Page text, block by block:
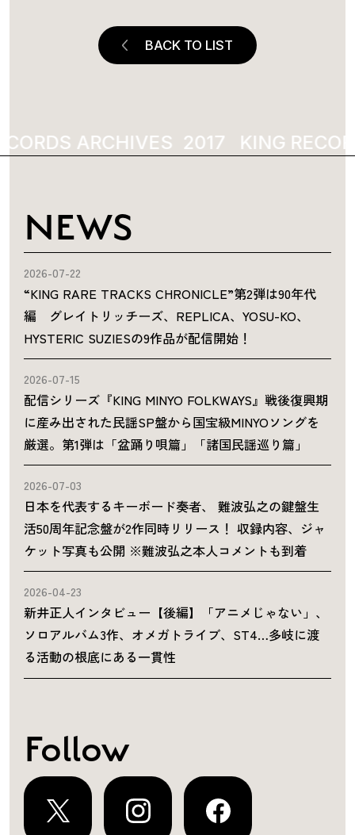
BACK TO LIST
ARCHIVES 2017 KING
NEWS
2026-07-22
“KING RARE TRACKS CHRONICLE”第2弾は90年代
編 グレイトリッチーズ、REPLICA、YOSU-KO、
HYSTERIC SUZIESの9作品が配信開始！
2026-07-15
配信シリーズ『KING MINYO FOLKWAYS』戦後復興期
に産み出された民謡SP盤から国宝級MINYOソングを
厳選。第1弾は「盆踊り唄篇」「諸国民謡巡り篇」
2026-07-03
日本を代表するキーボード奏者、 難波弘之の鍵盤生
活50周年記念盤が2作同時リリース！ 収録内容、ジャ
ケット写真も公開 ※難波弘之本人コメントも到着
2026-04-23
新井正人インタビュー【後編】「アニメじゃない」、
ソロアルバム3作、オメガトライブ、ST4…多岐に渡
る活動の根底にある一貫性
Follow